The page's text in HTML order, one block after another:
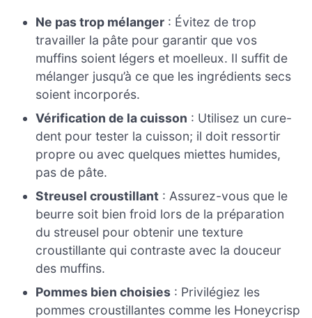
Ne pas trop mélanger : Évitez de trop
travailler la pâte pour garantir que vos
muffins soient légers et moelleux. Il suffit de
mélanger jusqu’à ce que les ingrédients secs
soient incorporés.
Vérification de la cuisson : Utilisez un cure-
dent pour tester la cuisson; il doit ressortir
propre ou avec quelques miettes humides,
pas de pâte.
Streusel croustillant : Assurez-vous que le
beurre soit bien froid lors de la préparation
du streusel pour obtenir une texture
croustillante qui contraste avec la douceur
des muffins.
Pommes bien choisies : Privilégiez les
pommes croustillantes comme les Honeycrisp